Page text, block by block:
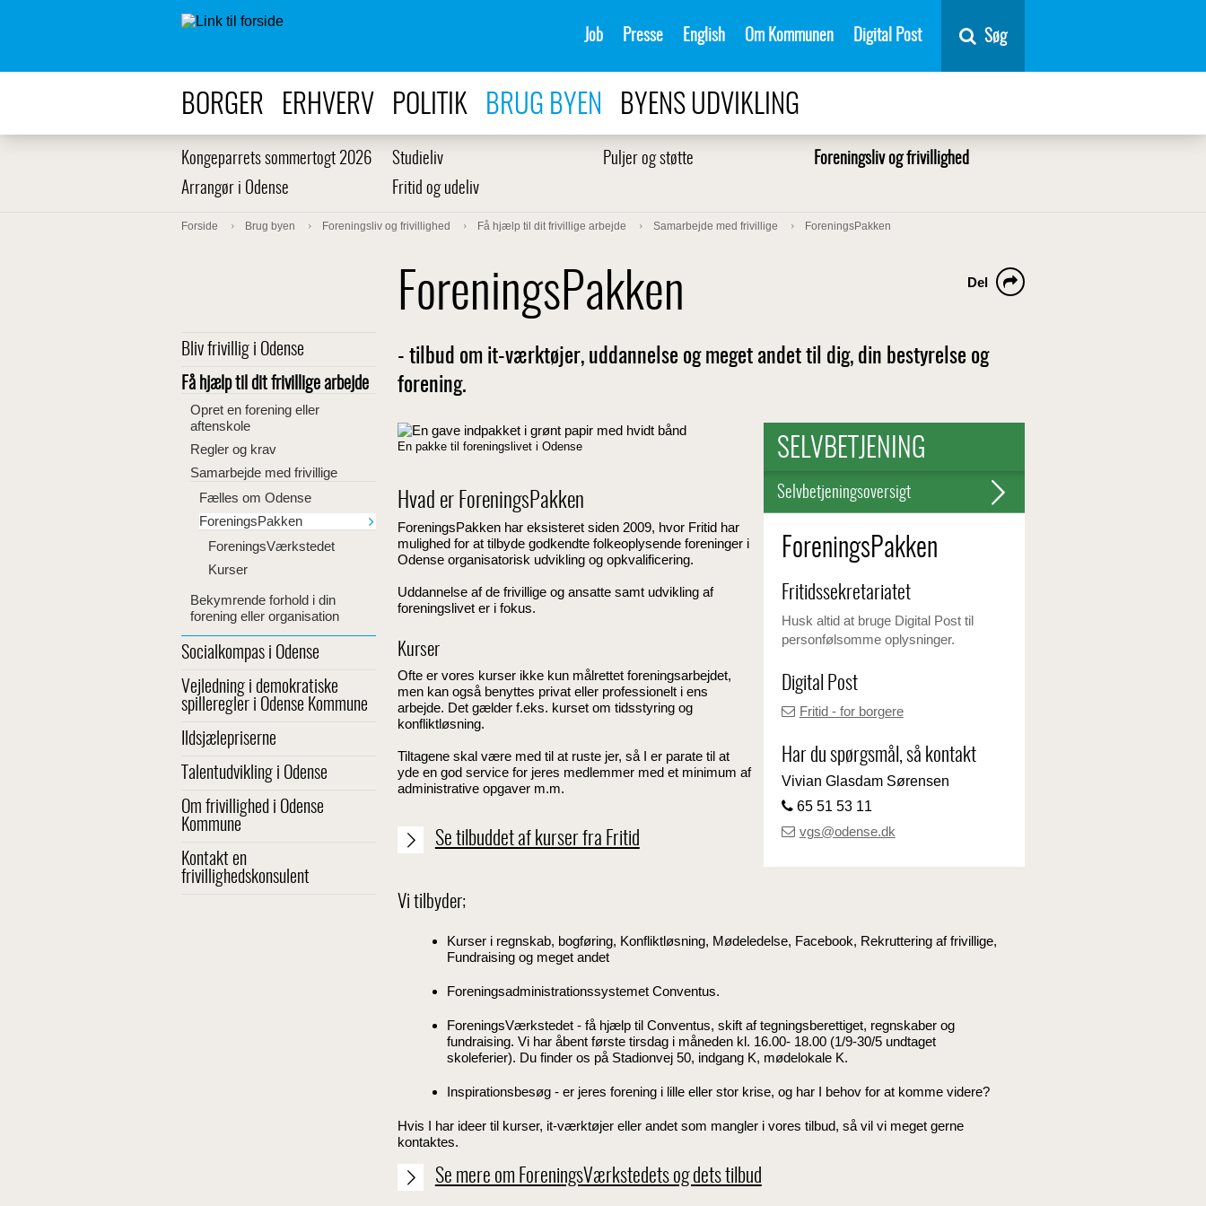
Job Presse English Om Kommunen Digital Post Søg
BORGER ERHVERV POLITIK BRUG BYEN BYENS UDVIKLING
Kongeparrets sommertogt 2026 Studieliv Puljer og støtte
Foreningsliv og frivillighed
Arrangør i Odense
Fritid og udeliv
Forside Brug byen Foreningsliv og frivillighed Få hjælp til dit frivillige arbejde Samarbejde med frivillige ForeningsPakken
Bliv frivillig i Odense
Få hjælp til dit frivillige arbejde
Opret en forening eller
aftenskole
Regler og krav
Samarbejde med frivillige
Fælles om Odense
ForeningsPakken
ForeningsVærkstedet
Kurser
Bekymrende forhold i din
forening eller organisation
Socialkompas i Odense
Vejledning i demokratiske
spilleregler i Odense Kommune
Ildsjælepriserne
Talentudvikling i Odense
Om frivillighed i Odense
Kommune
Kontakt en
frivillighedskonsulent
ForeningsPakken Del
- tilbud om it-værktøjer, uddannelse og meget andet til dig, din bestyrelse og
forening.
SELVBETJENING
Selvbetjeningsoversigt
ForeningsPakken
Fritidssekretariatet
Husk altid at bruge Digital Post til
personfølsomme oplysninger.
Digital Post
Fritid - for borgere
Har du spørgsmål, så kontakt
Vivian Glasdam Sørensen
65 51 53 11
vgs@odense.dk
En pakke til foreningslivet i Odense
Hvad er ForeningsPakken
ForeningsPakken har eksisteret siden 2009, hvor Fritid har
mulighed for at tilbyde godkendte folkeoplysende foreninger i
Odense organisatorisk udvikling og opkvalificering.
Uddannelse af de frivillige og ansatte samt udvikling af
foreningslivet er i fokus.
Kurser
Ofte er vores kurser ikke kun målrettet foreningsarbejdet,
men kan også benyttes privat eller professionelt i ens
arbejde. Det gælder f.eks. kurset om tidsstyring og
konfliktløsning.
Tiltagene skal være med til at ruste jer, så I er parate til at
yde en god service for jeres medlemmer med et minimum af
administrative opgaver m.m.
Se tilbuddet af kurser fra Fritid
Vi tilbyder;
Kurser i regnskab, bogføring, Konfliktløsning, Mødeledelse, Facebook, Rekruttering af frivillige,
Fundraising og meget andet
Foreningsadministrationssystemet Conventus.
ForeningsVærkstedet - få hjælp til Conventus, skift af tegningsberettiget, regnskaber og
fundraising. Vi har åbent første tirsdag i måneden kl. 16.00- 18.00 (1/9-30/5 undtaget
skoleferier). Du finder os på Stadionvej 50, indgang K, mødelokale K.
Inspirationsbesøg - er jeres forening i lille eller stor krise, og har I behov for at komme videre?
Hvis I har ideer til kurser, it-værktøjer eller andet som mangler i vores tilbud, så vil vi meget gerne
kontaktes.
Se mere om ForeningsVærkstedets og dets tilbud